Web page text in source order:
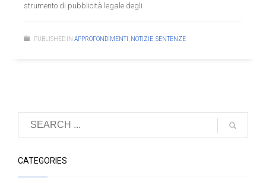
strumento di pubblicità legale degli
PUBLISHED IN APPROFONDIMENTI NOTIZIE SENTENZE
CATEGORIES